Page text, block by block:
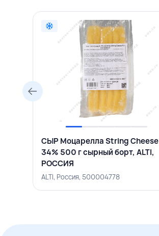
СЫР Моцарелла String Cheese
34% 500 г сырный борт, ALTI,
РОССИЯ
ALTI, Россия, 500004778